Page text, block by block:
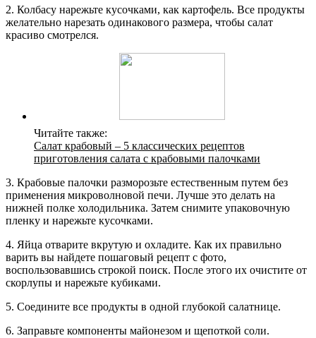
2. Колбасу нарежьте кусочками, как картофель. Все продукты
желательно нарезать одинакового размера, чтобы салат
красиво смотрелся.
Читайте также:
Салат крабовый – 5 классических рецептов
приготовления салата с крабовыми палочками
3. Крабовые палочки разморозьте естественным путем без
применения микроволновой печи. Лучше это делать на
нижней полке холодильника. Затем снимите упаковочную
пленку и нарежьте кусочками.
4. Яйца отварите вкрутую и охладите. Как их правильно
варить вы найдете пошаговый рецепт с фото,
воспользовавшись строкой поиск. После этого их очистите от
скорлупы и нарежьте кубиками.
5. Соедините все продукты в одной глубокой салатнице.
6. Заправьте компоненты майонезом и щепоткой соли.